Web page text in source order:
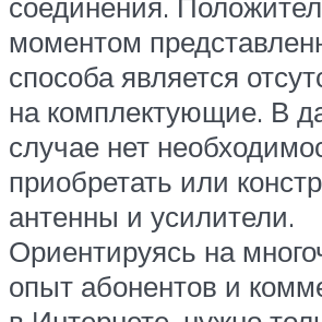
моментом
способа является
на комплектующие. В
случае нет
приобретать или
антенны и усилители.
Ориентируясь на
опыт абонентов и